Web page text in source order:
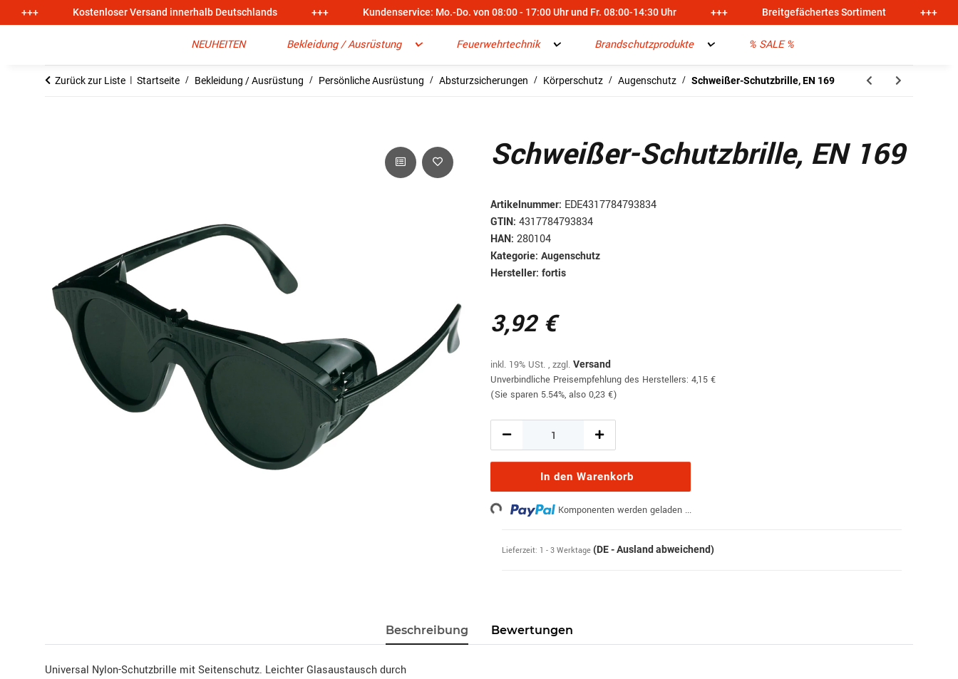
+++ Kostenloser Versand innerhalb Deutschlands +++ Kundenservice: Mo.-Do. von 08:00 - 17:00 Uhr und Fr. 08:00-14:30 Uhr +++ Breitgefächertes Sortiment +++
NEUHEITEN Bekleidung / Ausrüstung Feuerwehrtechnik Brandschutzprodukte % SALE %
Zurück zur Liste Startseite Bekleidung / Ausrüstung Persönliche Ausrüstung Absturzsicherungen Körperschutz Augenschutz Schweißer-Schutzbrille, EN 169
Schweißer-Schutzbrille, EN 169
Artikelnummer: EDE4317784793834
GTIN: 4317784793834
HAN: 280104
Kategorie: Augenschutz
Hersteller: fortis
3,92 €
inkl. 19% USt. , zzgl. Versand
Unverbindliche Preisempfehlung des Herstellers: 4,15 €
(Sie sparen 5.54%, also 0,23 €)
In den Warenkorb
Loading... Komponenten werden geladen ...
Lieferzeit: 1 - 3 Werktage (DE - Ausland abweichend)
Beschreibung Bewertungen
Universal Nylon-Schutzbrille mit Seitenschutz. Leichter Glasaustausch durch